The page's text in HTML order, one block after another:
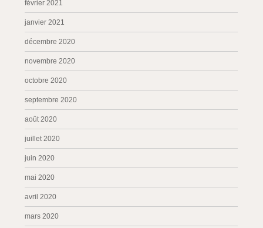
février 2021
janvier 2021
décembre 2020
novembre 2020
octobre 2020
septembre 2020
août 2020
juillet 2020
juin 2020
mai 2020
avril 2020
mars 2020